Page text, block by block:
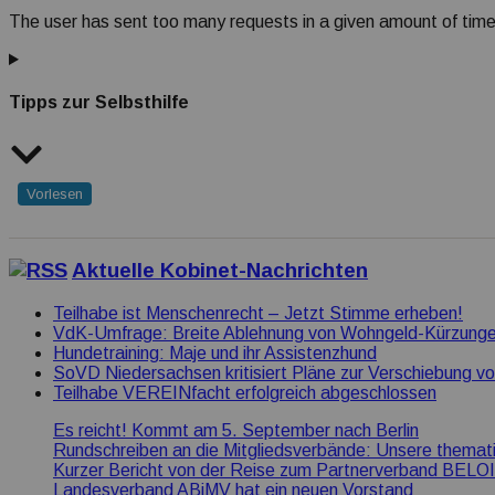
The user has sent too many requests in a given amount of
Tipps zur Selbsthilfe
Vorlesen
Aktuelle Kobinet-Nachrichten
Teilhabe ist Menschenrecht – Jetzt Stimme erheben!
VdK-Umfrage: Breite Ablehnung von Wohngeld-
Hundetraining: Maje und ihr Assistenzhund
SoVD Niedersachsen kritisiert Pläne zur Verschiebung
Teilhabe VEREINfacht erfolgreich abgeschlossen
Es reicht! Kommt am 5. September nach Berlin
Rundschreiben an die Mitgliedsverbände: Unsere
Kurzer Bericht von der Reise zum Partnerverband BELOI
Landesverband ABiMV hat ein neuen Vorstand